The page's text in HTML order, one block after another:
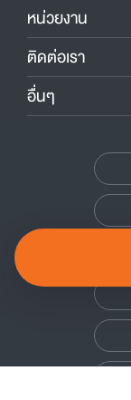
หน่วยงาน
ติดต่อเรา
อื่นๆ